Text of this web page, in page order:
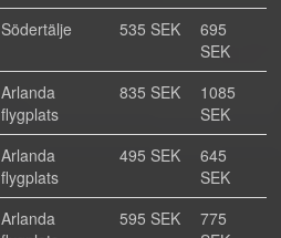
Södertälje 535 SEK
695
SEK
Arlanda
flygplats
835 SEK
1085
SEK
Arlanda
flygplats
495 SEK
645
SEK
Arlanda
595 SEK
775